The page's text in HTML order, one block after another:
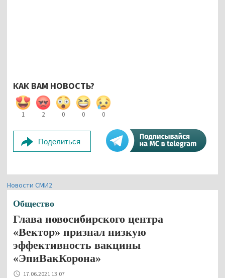
КАК ВАМ НОВОСТЬ?
1 2 0 0 0
Поделиться
Новости СМИ2
Общество
Глава новосибирского центра
«Вектор» признал низкую
эффективность вакцины
«ЭпиВакКорона»
17.06.2021 13:07